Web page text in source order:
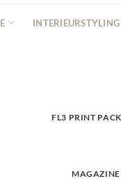
INTERIEURSTYLING
FL3 PRINT
MAGAZINE